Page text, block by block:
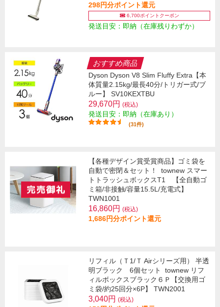
298円分ポイント還元
6,700ポイントクーポン
発送目安：即納（在庫残りわずか）
おすすめ商品
Dyson Dyson V8 Slim Fluffy Extra【本
体質量2.15kg/最長40分/トリガー式/ブ
ルー】 SV10KEXTBU
29,670円 (税込)
発送目安：即納（在庫あり）
(31件)
【各種デザイン賞受賞商品】ゴミ袋を
自動で密閉＆セット！
townew スマー
トトラッシュボックスT1 【全自動ゴ
ミ箱/非接触/容量15.5L/充電式】
TWN1001
16,860円 (税込)
1,686円分ポイント還元
リフィル（Ｔ1/Ｔ Airシリーズ用） 半透
明ブラック 6個セット
townew リフ
ィルボックスブラック６Ｐ【交換用ゴ
ミ袋/約25回分×6P】 TWN2001
3,040円 (税込)